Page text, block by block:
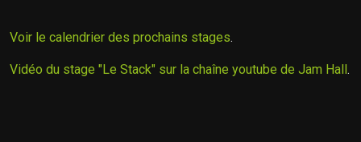
Voir le calendrier des prochains stages.
Vidéo du stage "Le Stack" sur la chaîne youtube de Jam Hall .